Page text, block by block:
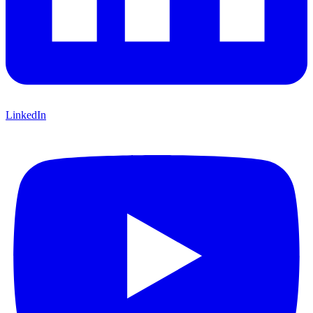
LinkedIn